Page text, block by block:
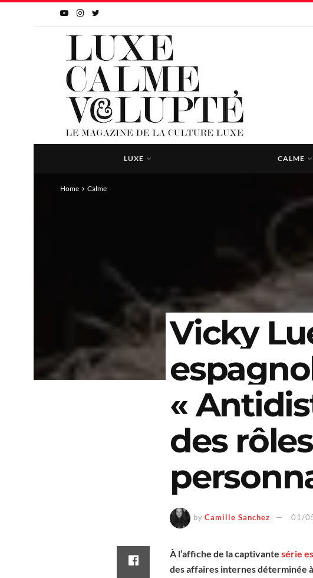
LUXE CALME
Home Calme
Vicky
«
des
by Camille Sanchez 01/
À l’affiche de la captivante série
des affaires internes déterminée